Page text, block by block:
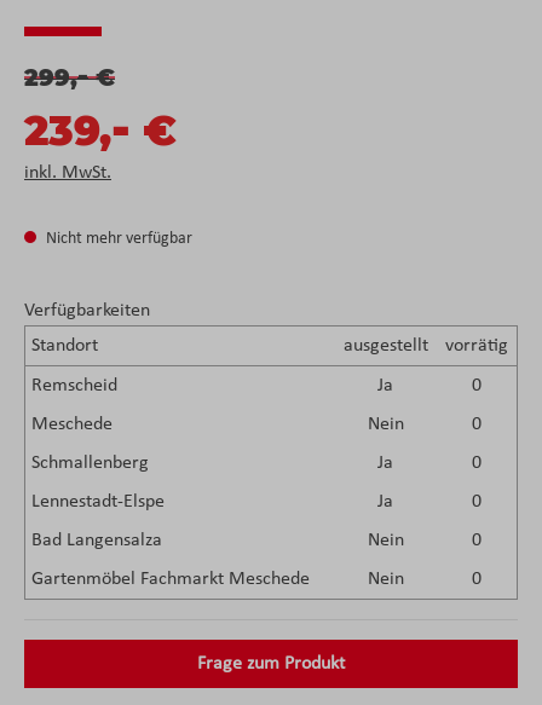
299,-€
239,- €
inkl. MwSt.
Nicht mehr verfügbar
Verfügbarkeiten
Standort
ausgestellt vorrätig
Remscheid Ja
0
Meschede
Nein
0
Schmallenberg
Ja
0
Lennestadt-Elspe
Ja
0
Bad Langensalza
Nein
0
Gartenmöbel Fachmarkt Meschede
Nein 0
Frage zum Produkt